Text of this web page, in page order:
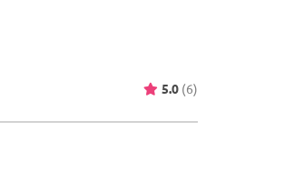
5.0 (6)